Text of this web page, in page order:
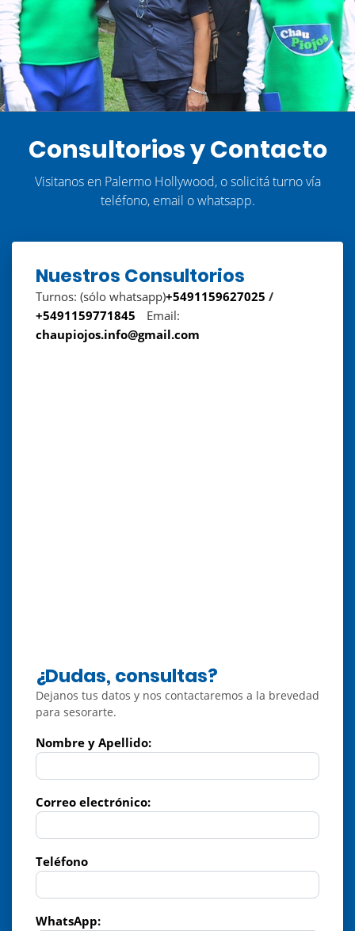
Consultorios y Contacto
Visitanos en Palermo Hollywood, o solicitá turno vía
teléfono, email o whatsapp.
Nuestros Consultorios
Turnos: (sólo whatsapp)+5491159627025 /
+5491159771845
Email:
chaupiojos.info@gmail.com
¿Dudas, consultas?
Dejanos tus datos y nos contactaremos a la brevedad
para sesorarte.
Nombre y Apellido:
Correo electrónico:
Teléfono
WhatsApp: